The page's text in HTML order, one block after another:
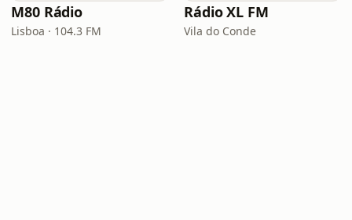
M80 Rádio
Lisboa · 104.3 FM
Rádio XL FM
Vila do Conde